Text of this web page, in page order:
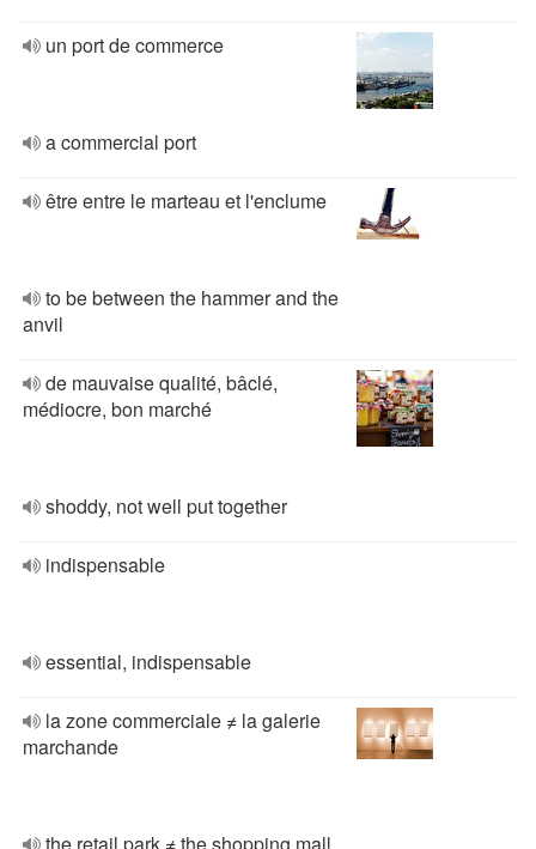
un port de commerce
a commercial port
être entre le marteau et l'enclume
to be between the hammer and the
anvil
de mauvaise qualité, bâclé,
médiocre, bon marché
shoddy, not well put together
indispensable
essential, indispensable
la zone commerciale ≠ la galerie
marchande